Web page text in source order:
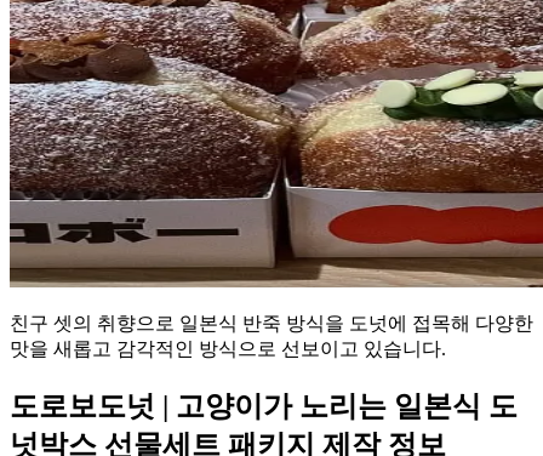
친구 셋의 취향으로 일본식 반죽 방식을 도넛에 접목해 다양한
맛을 새롭고 감각적인 방식으로 선보이고 있습니다.
도로보도넛 | 고양이가 노리는 일본식 도
넛박스 선물세트 패키지 제작 정보